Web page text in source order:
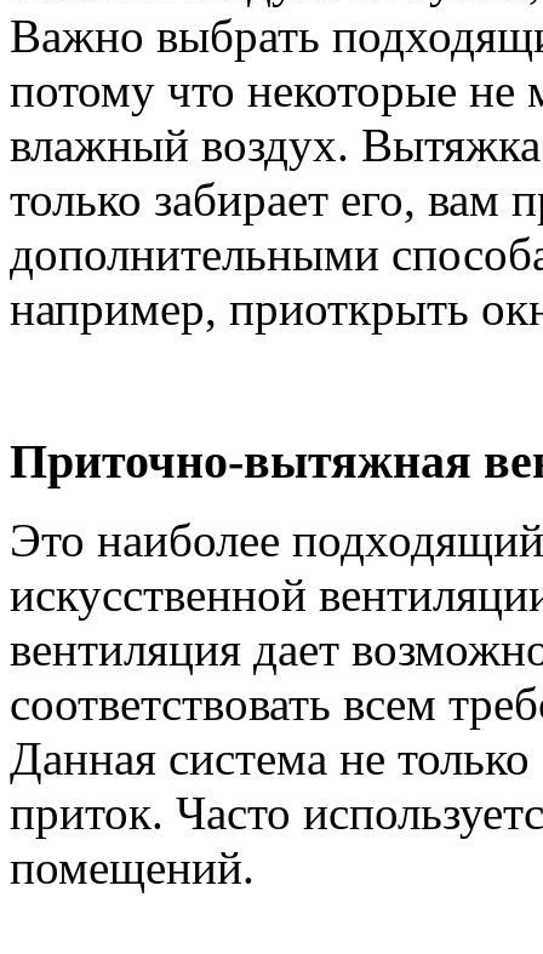
Важно выбрать
потому что некоторые не
влажный воздух.
только забирает его, вам
дополнительными
например, приоткрыть
Приточно-вытяжная
Это наиболее
искусственной
вентиляция дает
соответствовать всем
Данная система не
приток. Часто
помещений.